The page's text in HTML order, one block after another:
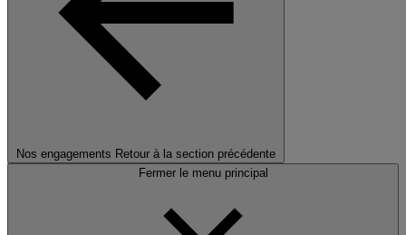
Nos engagements Retour à la section précédente
Fermer le menu principal